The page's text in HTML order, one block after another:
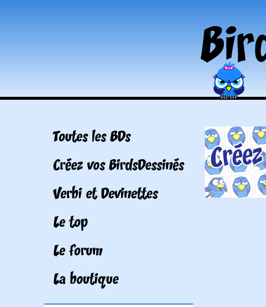
Toutes les BDs
Créez vos BirdsDessinés
Verbi et Devinettes
Le top
Le forum
La boutique